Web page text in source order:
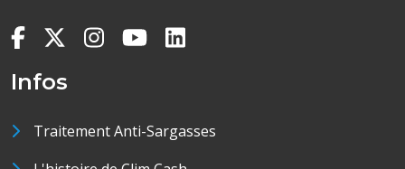
Infos
Traitement Anti-Sargasses